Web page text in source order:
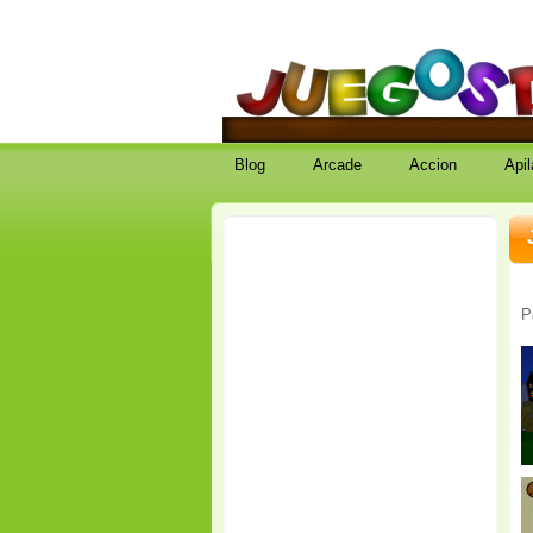
juegos de
coleccion de juegos de fisica
Blog Arcade Accion